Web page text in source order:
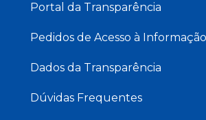
Portal da Transparência
Pedidos de Acesso à Informação
Dados da Transparência
Dúvidas Frequentes